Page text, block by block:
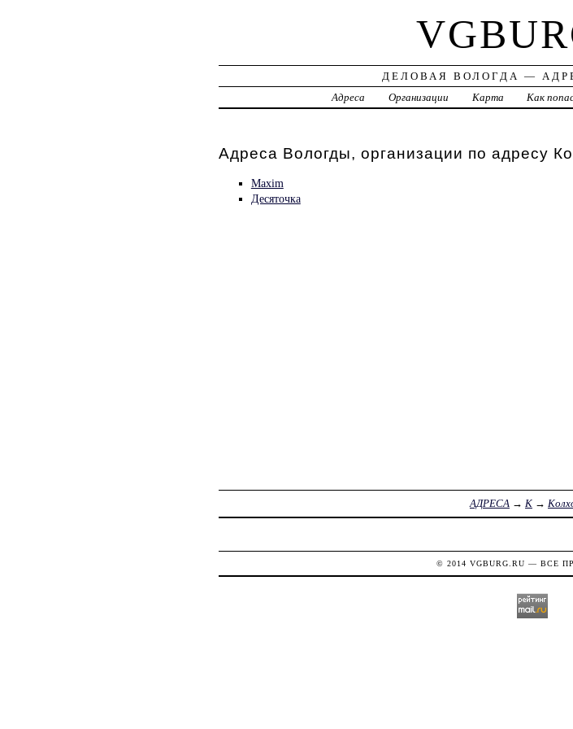
ДЕЛОВАЯ ВОЛОГДА —
Адреса
Организации Карта Как
Адреса Вологды, организации по адресу
Maxim
Десяточка
АДРЕСА→ К→
© 2014VGBURG.RU — ВСЕ